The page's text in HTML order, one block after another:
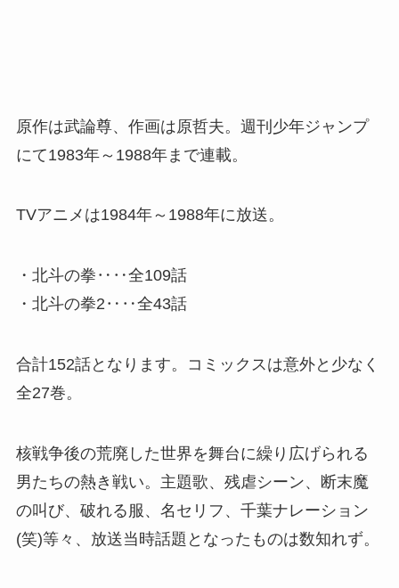
原作は武論尊、作画は原哲夫。週刊少年ジャンプ
にて1983年～1988年まで連載。
TVアニメは1984年～1988年に放送。
・北斗の拳‥‥全109話
・北斗の拳2‥‥全43話
合計152話となります。コミックスは意外と少なく
全27巻。
核戦争後の荒廃した世界を舞台に繰り広げられる
男たちの熱き戦い。主題歌、残虐シーン、断末魔
の叫び、破れる服、名セリフ、千葉ナレーション
(笑)等々、放送当時話題となったものは数知れず。